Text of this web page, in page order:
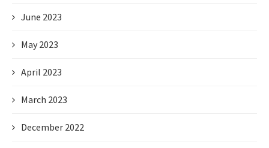
June 2023
May 2023
April 2023
March 2023
December 2022